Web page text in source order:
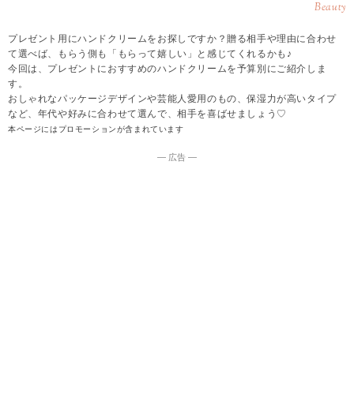
Beauty
プレゼント用にハンドクリームをお探しですか？贈る相手や理由に合わせ
て選べば、もらう側も「もらって嬉しい」と感じてくれるかも♪
今回は、プレゼントにおすすめのハンドクリームを予算別にご紹介しま
す。
おしゃれなパッケージデザインや芸能人愛用のもの、保湿力が高いタイプ
など、年代や好みに合わせて選んで、相手を喜ばせましょう♡
本ページにはプロモーションが含まれています
― 広告 ―